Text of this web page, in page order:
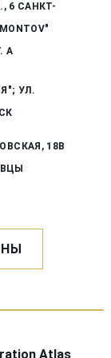
6 САНКТ-
А
УЛ.
18В
Atlas